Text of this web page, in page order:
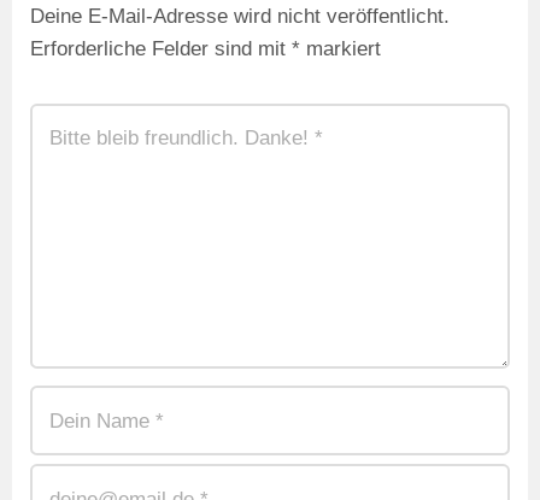
Deine E-Mail-Adresse wird nicht veröffentlicht.
Erforderliche Felder sind mit * markiert